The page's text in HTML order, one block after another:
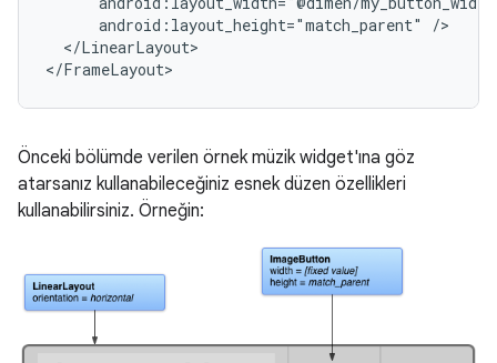
android:layout_height="match_parent"
</LinearLayout>
</FrameLayout>
Önceki bölümde verilen örnek müzik widget'ına göz
atarsanız kullanabileceğiniz esnek düzen özellikleri
kullanabilirsiniz. Örneğin: